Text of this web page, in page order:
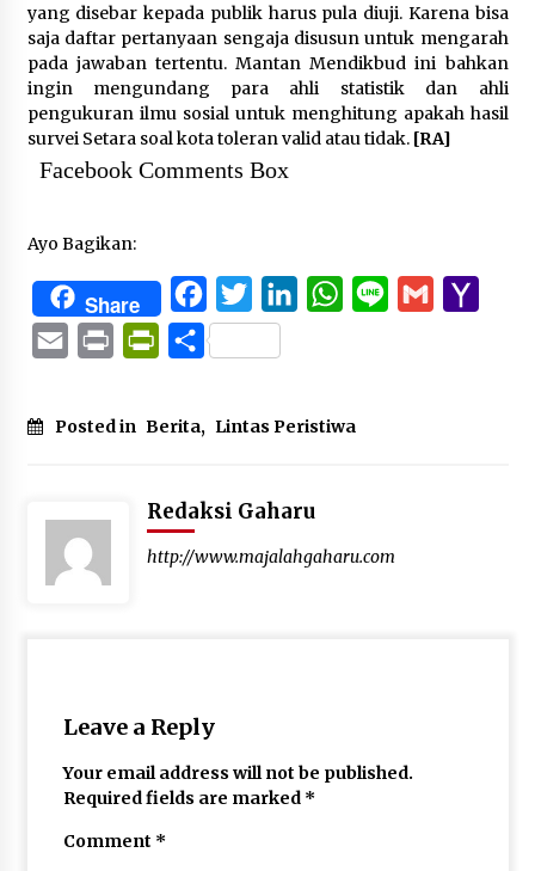
yang disebar kepada publik harus pula diuji. Karena bisa
saja daftar pertanyaan sengaja disusun untuk mengarah
pada jawaban tertentu. Mantan Mendikbud ini bahkan
ingin mengundang para ahli statistik dan ahli
pengukuran ilmu sosial untuk menghitung apakah hasil
survei Setara soal kota toleran valid atau tidak. [RA]
Facebook Comments Box
Ayo Bagikan:
Share FacebookTwitterLinkedInWhatsApp
Line Gmail
Email Print PrintFriendly
Share
Posted in Berita, Lintas Peristiwa
Redaksi Gaharu
http://www.majalahgaharu.com
Leave a Reply
Your email address will not be published.
Required fields are marked *
Comment *